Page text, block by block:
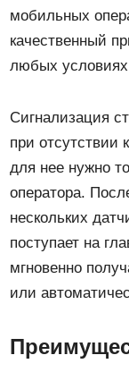
мобильных
качественный
любых
Сигнализация
при отсутствии
для нее нужно
оператора.
нескольких
поступает на
мгновенно
или